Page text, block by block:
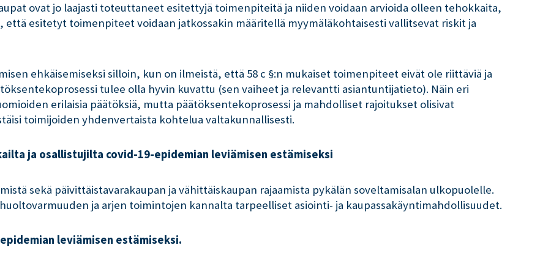
ovat jo laajasti toteuttaneet esitettyjä toimenpiteitä ja niiden voidaan arvioida olleen tehokkaita,
että esitetyt toimenpiteet voidaan jatkossakin määritellä myymäläkohtaisesti vallitsevat riskit ja
ehkäisemiseksi silloin, kun on ilmeistä, että 58 c §:n mukaiset toimenpiteet eivät ole riittäviä ja
tulee olla hyvin kuvattu (sen vaiheet ja relevantti asiantuntijatieto). Näin eri
erilaisia päätöksiä, mutta päätöksentekoprosessi ja mahdolliset rajoitukset olisivat
toimijoiden yhdenvertaista kohtelua valtakunnallisesti.
ja osallistujilta covid-19-epidemian leviämisen estämiseksi
sekä päivittäistavarakaupan ja vähittäiskaupan rajaamista pykälän soveltamisalan ulkopuolelle.
ja arjen toimintojen kannalta tarpeelliset asiointi- ja kaupassakäyntimahdollisuudet.
leviämisen estämiseksi.